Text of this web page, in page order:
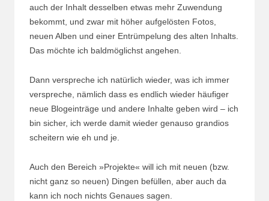
auch der Inhalt desselben etwas mehr Zuwendung
bekommt, und zwar mit höher aufgelösten Fotos,
neuen Alben und einer Entrümpelung des alten Inhalts.
Das möchte ich baldmöglichst angehen.
Dann verspreche ich natürlich wieder, was ich immer
verspreche, nämlich dass es endlich wieder häufiger
neue Blogeinträge und andere Inhalte geben wird – ich
bin sicher, ich werde damit wieder genauso grandios
scheitern wie eh und je.
Auch den Bereich »Projekte« will ich mit neuen (bzw.
nicht ganz so neuen) Dingen befüllen, aber auch da
kann ich noch nichts Genaues sagen.